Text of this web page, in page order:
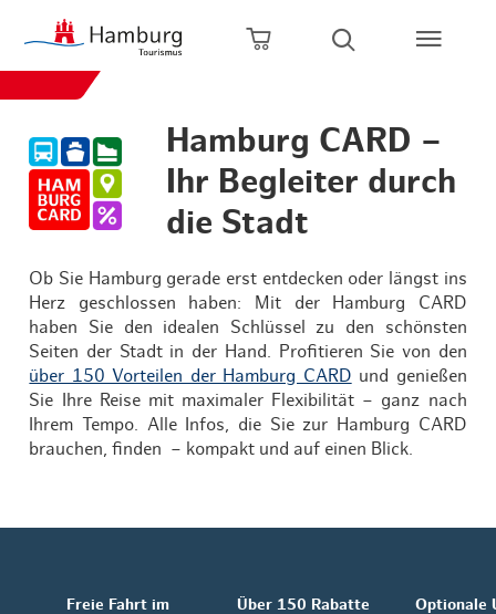
Zum Hauptinhalt springen
Zur Hauptnavigation springen
Zur Volltextsuche springen
Zum Footer springen
Warenkorb öffnen
Suche öffnen
Hamburg CARD –
Ihr Begleiter durch
die Stadt
Ob Sie Hamburg gerade erst entdecken oder längst ins
Herz geschlossen haben: Mit der Hamburg CARD
haben Sie den idealen Schlüssel zu den schönsten
Seiten der Stadt in der Hand. Profitieren Sie von den
über 150 Vorteilen der Hamburg CARD und genießen
Sie Ihre Reise mit maximaler Flexibilität – ganz nach
Ihrem Tempo. Alle Infos, die Sie zur Hamburg CARD
brauchen, finden – kompakt und auf einen Blick.
Freie Fahrt im
Über 150 Rabatte Optionale